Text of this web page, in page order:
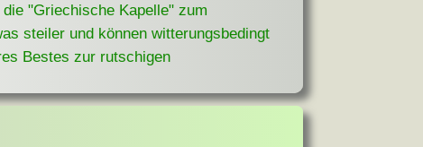
"Griechische Kapelle" zum
steiler und können witterungsbedingt
Bestes zur rutschigen